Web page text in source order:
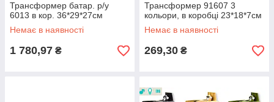
Трансформер батар. р/у
6013 в кор. 36*29*27см
Немає в наявності
1 780,97 ₴
Трансформер 91607 3
кольори, в коробці 23*18*7см
Немає в наявності
269,30 ₴